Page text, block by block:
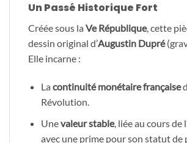
Un Passé Historique Fort
Créée sous la Ve République, cette
dessin original d’Augustin Dupré
Elle incarne :
La continuité monétaire française
Révolution.
Unevaleur stable, liée au cours de
avec une prime pour son statut de